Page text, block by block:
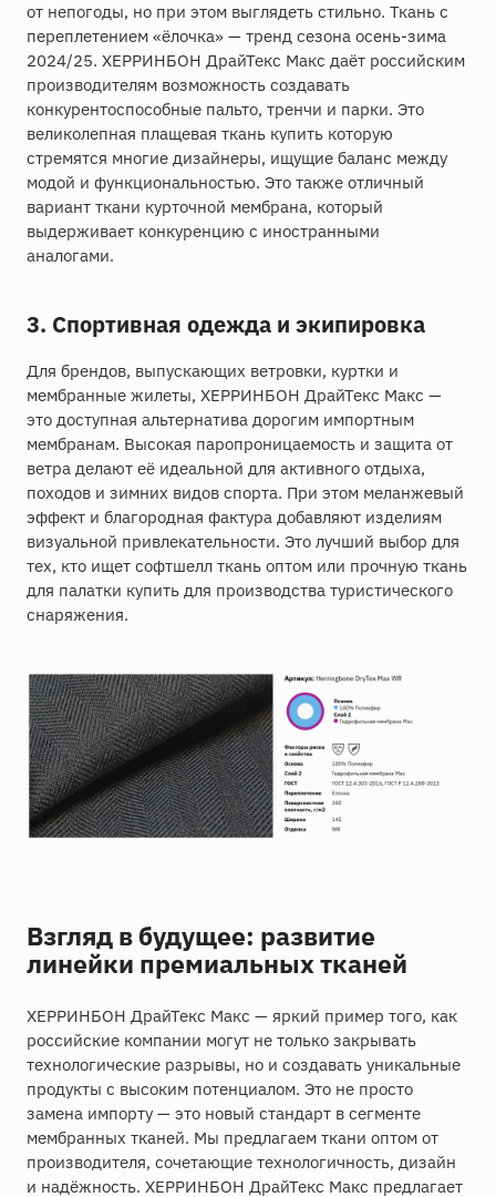
от непогоды, но при этом выглядеть стильно. Ткань с
переплетением «ёлочка» — тренд сезона осень-зима
2024/25. ХЕРРИНБОН ДрайТекс Макс даёт российским
производителям возможность создавать
конкурентоспособные пальто, тренчи и парки. Это
великолепная плащевая ткань купить которую
стремятся многие дизайнеры, ищущие баланс между
модой и функциональностью. Это также отличный
вариант ткани курточной мембрана, который
выдерживает конкуренцию с иностранными
аналогами.
3. Спортивная одежда и экипировка
Для брендов, выпускающих ветровки, куртки и
мембранные жилеты, ХЕРРИНБОН ДрайТекс Макс —
это доступная альтернатива дорогим импортным
мембранам. Высокая паропроницаемость и защита от
ветра делают её идеальной для активного отдыха,
походов и зимних видов спорта. При этом меланжевый
эффект и благородная фактура добавляют изделиям
визуальной привлекательности. Это лучший выбор для
тех, кто ищет софтшелл ткань оптом или прочную ткань
для палатки купить для производства туристического
снаряжения.
Взгляд в будущее: развитие
линейки премиальных тканей
ХЕРРИНБОН ДрайТекс Макс — яркий пример того, как
российские компании могут не только закрывать
технологические разрывы, но и создавать уникальные
продукты с высоким потенциалом. Это не просто
замена импорту — это новый стандарт в сегменте
мембранных тканей. Мы предлагаем ткани оптом от
производителя, сочетающие технологичность, дизайн
и надёжность. ХЕРРИНБОН ДрайТекс Макс предлагает